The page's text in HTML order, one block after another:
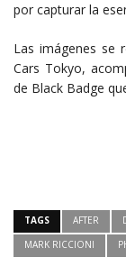
por capturar la
Las imágenes se
Cars Tokyo,
de Black Badge
TAGS AFTER
MARK RICCIONI